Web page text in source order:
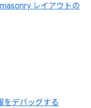
レイアウトの
をデバッグする